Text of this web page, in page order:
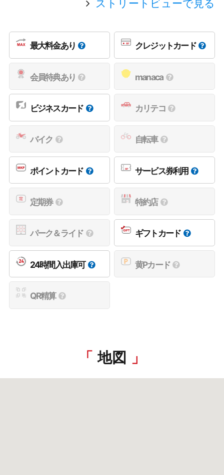
ストリートビューで見る
最大料金あり クレジットカード
会員特典あり manaca
ビジネスカード カリテコ
バイク 自転車
ポイントカード サービス券利用
定期券 特約店
パーク＆ライド ギフトカード
24時間入出庫可 黄Pカード
QR精算
地図